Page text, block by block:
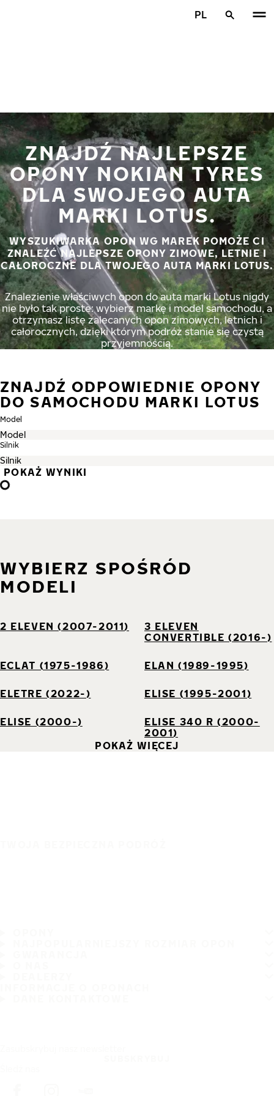
PL
ZNAJDŹ NAJLEPSZE
OPONY NOKIAN TYRES
DLA SWOJEGO AUTA
MARKI LOTUS.
WYSZUKIWARKA OPON WG MAREK POMOŻE CI
ZNALEŹĆ NAJLEPSZE OPONY ZIMOWE, LETNIE I
CAŁOROCZNE DLA TWOJEGO AUTA MARKI LOTUS.
Znalezienie właściwych opon do auta marki Lotus nigdy
nie było tak proste: wybierz markę i model samochodu, a
otrzymasz listę zalecanych opon zimowych, letnich i
całorocznych, dzięki którym podróż stanie się czystą
przyjemnością.
ZNAJDŹ ODPOWIEDNIE OPONY
DO SAMOCHODU MARKI LOTUS
Model
Silnik
POKAŻ WYNIKI
WYBIERZ SPOŚRÓD
MODELI
2 ELEVEN (2007-2011)
3 ELEVEN
CONVERTIBLE (2016-)
ECLAT (1975-1986) ELAN (1989-1995)
ELETRE (2022-) ELISE (1995-2001)
ELISE (2000-)
ELISE 340 R (2000-
2001)
POKAŻ WIĘCEJ